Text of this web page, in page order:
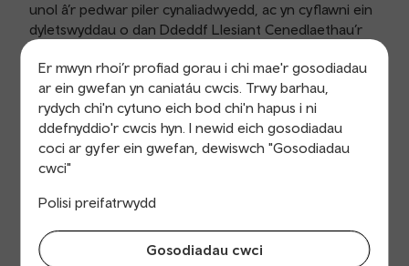
Er mwyn rhoi’r profiad gorau i chi mae'r gosodiadau
ar ein gwefan yn caniatáu cwcis. Trwy barhau,
rydych chi'n cytuno eich bod chi'n hapus i ni
ddefnyddio'r cwcis hyn. I newid eich gosodiadau
coci ar gyfer ein gwefan, dewiswch "Gosodiadau
cwci"
Polisi preifatrwydd
Gosodiadau cwci
unol â’r pedwar piler cynaliadwyedd, ac yn cyflawni ein
dyletswyddau o dan Ddeddf Llesiant Cenedlaethau’r
ffyrdd ni o weithio yn cydymffurfio â’r Ddeddf, a’n bod
hefyd yn cyflawni ein dyletswydd a’n hymrwymiadau o
dan Ddeddf yr Amgylchedd (Cymru) 2016.
Mae TrC yn cydnabod y pryderon ynghylch iechyd,
newid yn yr hinsawdd, bioamrywiaeth, cydraddoldeb a’r